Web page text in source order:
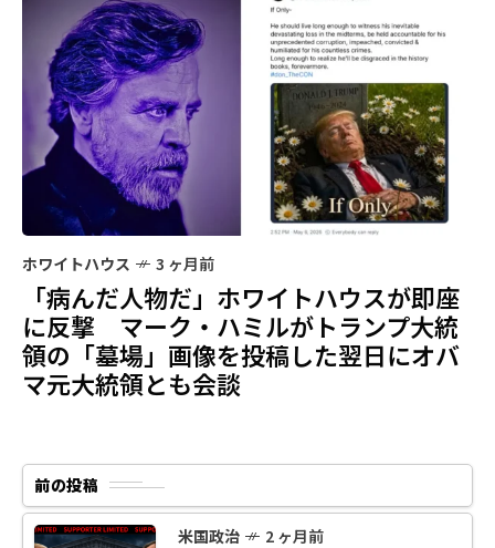
ホワイトハウス 3 ヶ月前
「病んだ人物だ」ホワイトハウスが即座
に反撃 マーク・ハミルがトランプ大統
領の「墓場」画像を投稿した翌日にオバ
マ元大統領とも会談
前の投稿
米国政治 2 ヶ月前